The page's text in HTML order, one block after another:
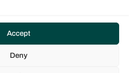
Accept
Deny